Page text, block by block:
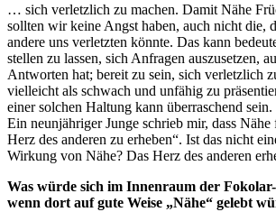
… sich verletzlich zu machen. Damit Nähe
sollten wir keine Angst haben, auch nicht die,
andere uns verletzten könnte. Das kann
stellen zu lassen, sich Anfragen auszusetzen,
Antworten hat; bereit zu sein, sich verletzlich
vielleicht als schwach und unfähig zu
einer solchen Haltung kann überraschend
Ein neunjähriger Junge schrieb mir, dass Nähe
Herz des anderen zu erheben“. Ist das nicht
Wirkung von Nähe? Das Herz des anderen
Was würde sich im Innenraum der
wenn dort auf gute Weise „Nähe“ gelebt